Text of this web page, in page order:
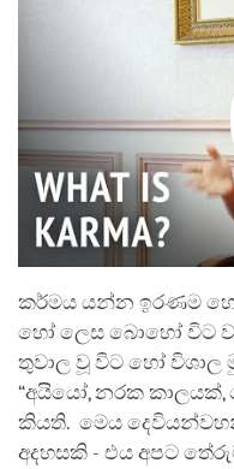
කර්මය යන්න ඉරණම
හෝ ලෙස බොහෝ විට
තුවාල වූ විට හෝ විශාල
“අයියෝ, නරක කාලයක්,
කියති. මෙය
අදහසකි - එය අපට